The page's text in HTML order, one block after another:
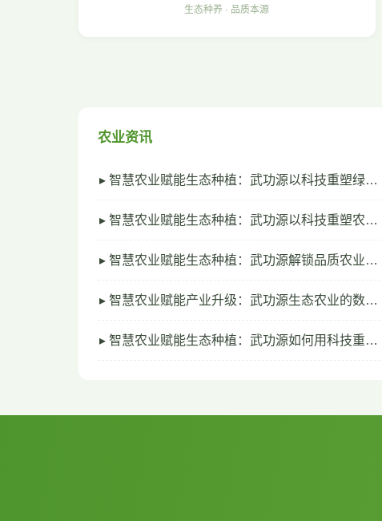
生态种养 · 品质本源
农业资讯
▸ 智慧农业赋能生态种植：武功源以科技重塑绿…
▸ 智慧农业赋能生态种植：武功源以科技重塑农…
▸ 智慧农业赋能生态种植：武功源解锁品质农业…
▸ 智慧农业赋能产业升级：武功源生态农业的数…
▸ 智慧农业赋能生态种植：武功源如何用科技重…